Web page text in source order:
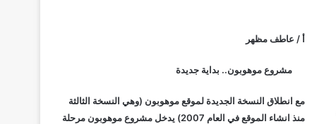
أ / عاطف مظهر
مشروع موهوبون.. بداية جديدة
مع انطلاق النسخة الجديدة لموقع موهوبون (وهي النسخة الثالثة
منذ انشاء الموقع في العام 2007) يدخل مشروع موهوبون مرحلة